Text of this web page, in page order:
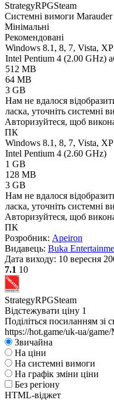
StrategyRPGSteam
Системні вимоги Marauder
Мінімальні
Рекомендовані
Windows 8.1, 8, 7, Vista, XP
Intel Pentium 4 (2.00 GHz)
512 MB
64 MB
3 GB
Нам не вдалося
ласка, уточніть системні
Авторизуйтеся, щоб
ПК
Windows 8.1, 8, 7, Vista, XP
Intel Pentium 4 (2.60 GHz)
1 GB
128 MB
3 GB
Нам не вдалося
ласка, уточніть системні
Авторизуйтеся, щоб
ПК
Розробник: Apeiron
Видавець: Buka
Дата виходу: 10 вересня
7.1 10
StrategyRPGSteam
Відстежувати ціну 1
Поділіться посиланням зі
https://hot.game/uk-ua/game/
Звичайна
На ціни
На системні вимоги
На графік зміни ціни
Без регіону
HTML-віджет